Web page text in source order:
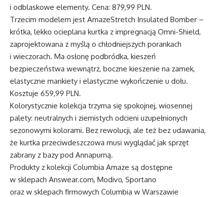
i odblaskowe elementy. Cena: 879,99 PLN.
Trzecim modelem jest AmazeStretch Insulated Bomber –
krótka, lekko ocieplana kurtka z impregnacją Omni-Shield,
zaprojektowana z myślą o chłodniejszych porankach
i wieczorach. Ma osłonę podbródka, kieszeń
bezpieczeństwa wewnątrz, boczne kieszenie na zamek,
elastyczne mankiety i elastyczne wykończenie u dołu.
Kosztuje 659,99 PLN.
Kolorystycznie kolekcja trzyma się spokojnej, wiosennej
palety: neutralnych i ziemistych odcieni uzupełnionych
sezonowymi kolorami. Bez rewolucji, ale też bez udawania,
że kurtka przeciwdeszczowa musi wyglądać jak sprzęt
zabrany z bazy pod Annapurną.
Produkty z kolekcji Columbia Amaze są dostępne
w sklepach Answear.com, Modivo, Sportano
oraz w sklepach firmowych Columbia w Warszawie